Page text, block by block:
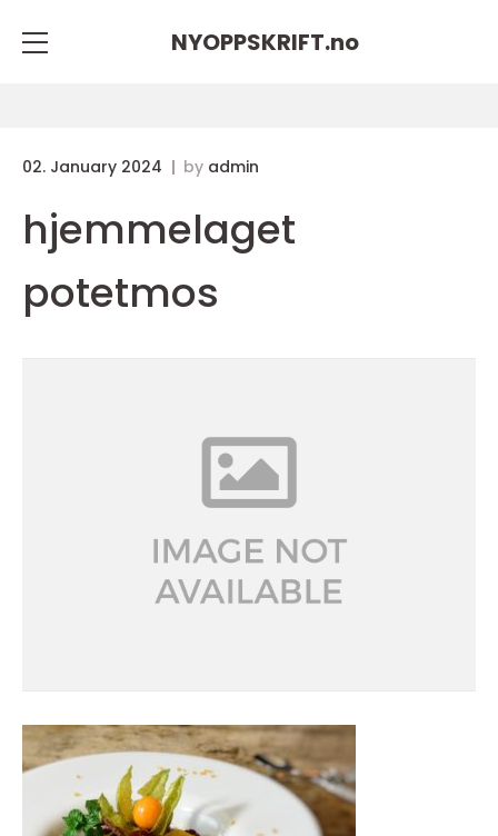
NYOPPSKRIFT.no
02. January 2024 by admin
hjemmelaget
potetmos